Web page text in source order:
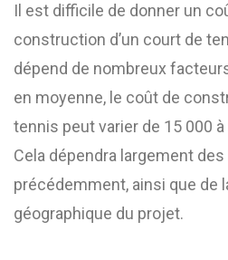
Il est difficile de donner un
construction d’un court de
dépend de nombreux
en moyenne, le coût de
tennis peut varier de 15 000
Cela dépendra largement
précédemment, ainsi que de
géographique du projet.